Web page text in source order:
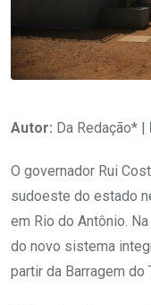
Autor: Da Redação* |
O governador Rui
sudoeste do estado
em Rio do Antônio.
do novo sistema
partir da Barragem do